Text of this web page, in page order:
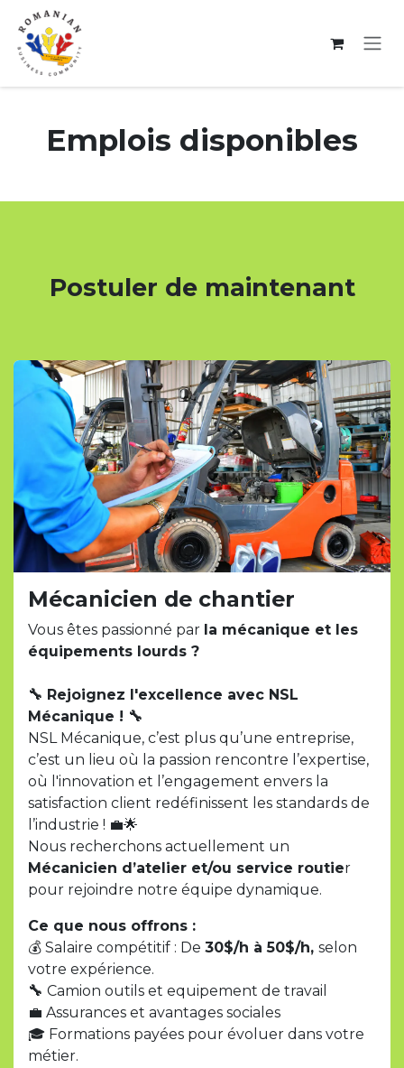
Se rendre au contenu
Emplois disponibles
Postuler de maintenant
Mécanicien de chantier
Vous êtes passionné par la mécanique et les
équipements lourds ?
🔧 Rejoignez l'excellence avec NSL
Mécanique ! 🔧
NSL Mécanique, c’est plus qu’une entreprise,
c’est un lieu où la passion rencontre l’expertise,
où l'innovation et l’engagement envers la
satisfaction client redéfinissent les standards de
l’industrie ! 💼🌟
Nous recherchons actuellement un
Mécanicien d’atelier et/ou service routier
pour rejoindre notre équipe dynamique.
Ce que nous offrons :
💰 Salaire compétitif : De 30$/h à 50$/h, selon
votre expérience.
🔧 Camion outils et equipement de travail
💼 Assurances et avantages sociales
🎓 Formations payées pour évoluer dans votre
métier.